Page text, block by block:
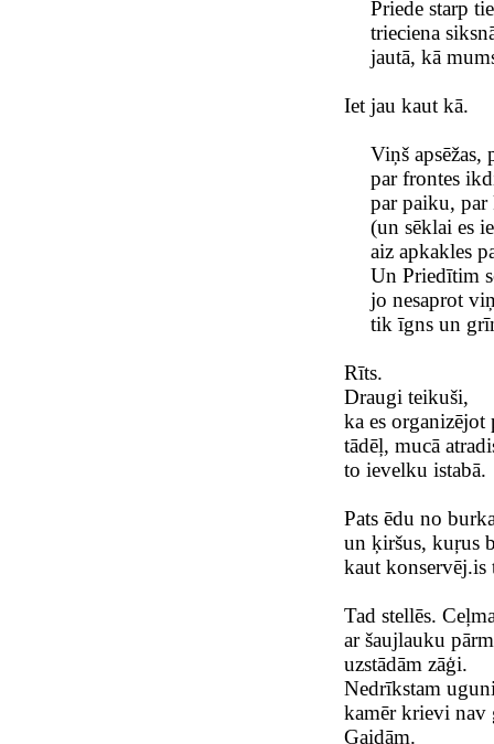
Priede starp
trieciena
jautā, kā
Iet jau kaut kā.
Viņš apsēžas,
par frontes
par paiku,
(un sēklai es
aiz apkakles
Un Priedītim
jo nesaprot
tik īgns un
Rīts.
Draugi teikuši,
ka es organizējot
tādēļ, mucā
to ievelku istabā.
Pats ēdu no
un ķiršus, kuŗus
kaut
Tad stellēs.
ar šaujlauku
uzstādām zāģi.
Nedrīkstam
kamēr krievi nav
Gaidām.